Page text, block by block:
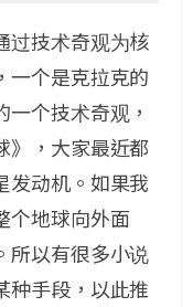
过技术奇观为核
一个是克拉克的
一个技术奇观，
》，大家最近都
发动机。如果我
个地球向外面
所以有很多小说
种手段，以此推